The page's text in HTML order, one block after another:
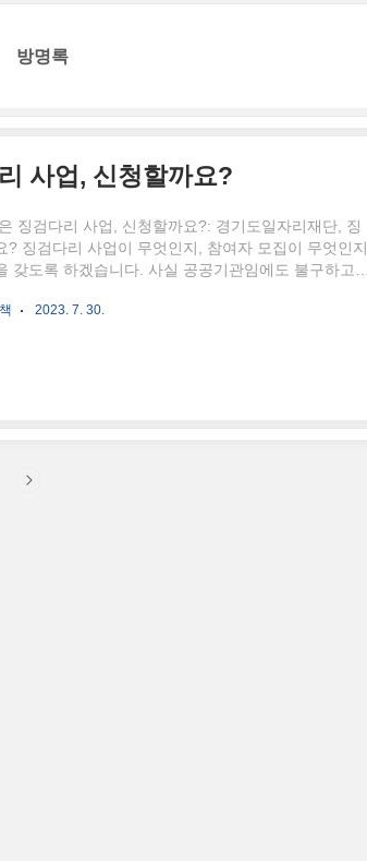
방명록
사업, 신청할까요?
징검다리 사업, 신청할까요?: 경기도일자리재단, 징
? 징검다리 사업이 무엇인지, 참여자 모집이 무엇인지
갖도록 하겠습니다. 사실 공공기관임에도 불구하고
행하는 사업들은 청년에게 유익한 사업이 되기도 하
경우에는 정말 말 그대로 "일 경험을 통해 정규직 전
리" 역할을 하는 사업이기도 한데요. 사실 장점과 단
2023. 7. 30.